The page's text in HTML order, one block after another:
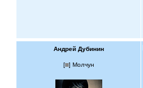
Андрей Дубинин
[ ] Молчун